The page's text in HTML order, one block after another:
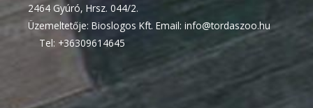
2464 Gyúró, Hrsz. 044/2.
Üzemeltetője: Bioslogos Kft. Email: info@tordaszoo.hu
Tel: +36309614645